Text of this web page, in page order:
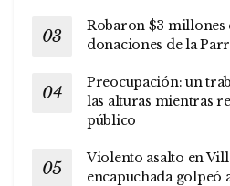
Robaron $3 millones
donaciones de la
Preocupación: un
las alturas mientras
público
Violento asalto en
encapuchada golpeó